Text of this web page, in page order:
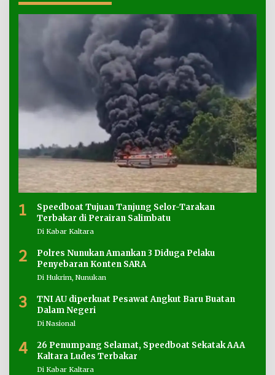
1
Speedboat Tujuan Tanjung Selor-Tarakan
Terbakar di Perairan Salimbatu
Di Kabar Kaltara
2
Polres Nunukan Amankan 3 Diduga Pelaku
Penyebaran Konten SARA
Di Hukrim, Nunukan
3
TNI AU diperkuat Pesawat Angkut Baru Buatan
Dalam Negeri
Di Nasional
4
26 Penumpang Selamat, Speedboat Sekatak AAA
Kaltara Ludes Terbakar
Di Kabar Kaltara